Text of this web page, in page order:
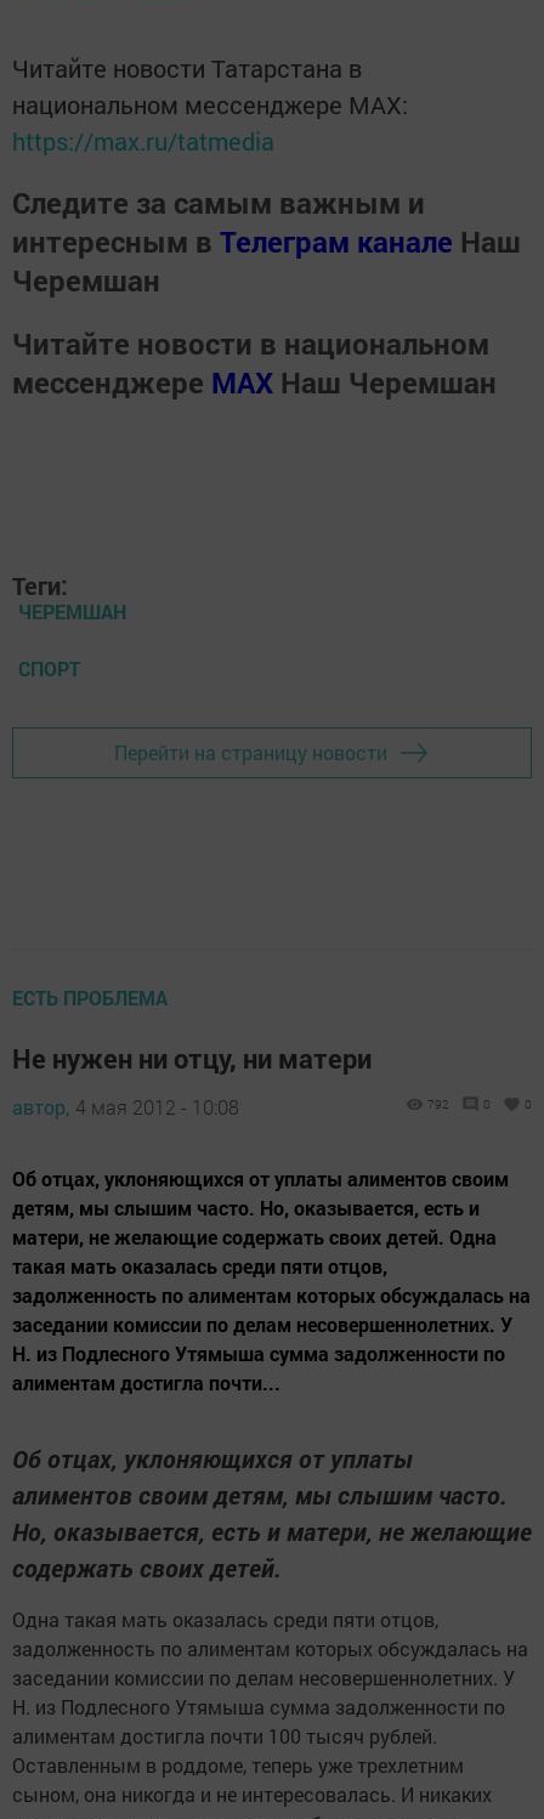
Читайте новости Татарстана в
национальном мессенджере MАХ:
https://max.ru/tatmedia
Следите за самым важным и
интересным в Телеграм канале Наш
Черемшан
Читайте новости в национальном
мессенджере MАХ Наш Черемшан
Теги:
ЧЕРЕМШАН
СПОРТ
Перейти на страницу новости
ЕСТЬ ПРОБЛЕМА
Не нужен ни отцу, ни матери
автор, 4 мая 2012 - 10:08 792 0 0
Об отцах, уклоняющихся от уплаты алиментов своим
детям, мы слышим часто. Но, оказывается, есть и
матери, не желающие содержать своих детей. Одна
такая мать оказалась среди пяти отцов,
задолженность по алиментам которых обсуждалась на
заседании комиссии по делам несовершеннолетних. У
Н. из Подлесного Утямыша сумма задолженности по
алиментам достигла почти...
Об отцах, уклоняющихся от уплаты
алиментов своим детям, мы слышим часто.
Но, оказывается, есть и матери, не желающие
содержать своих детей.
Одна такая мать оказалась среди пяти отцов,
задолженность по алиментам которых обсуждалась на
заседании комиссии по делам несовершеннолетних. У
Н. из Подлесного Утямыша сумма задолженности по
алиментам достигла почти 100 тысяч рублей.
Оставленным в роддоме, теперь уже трехлетним
сыном, она никогда и не интересовалась. И никаких